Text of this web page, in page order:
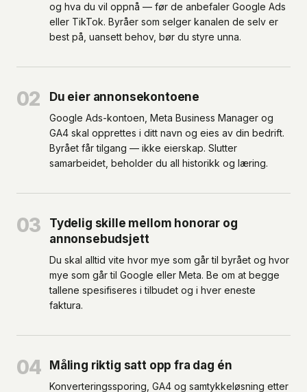
og hva du vil oppnå — før de anbefaler Google Ads
eller TikTok. Byråer som selger kanalen de selv er
best på, uansett behov, bør du styre unna.
02 Du eier annonsekontoene
Google Ads-kontoen, Meta Business Manager og
GA4 skal opprettes i ditt navn og eies av din bedrift.
Byrået får tilgang — ikke eierskap. Slutter
samarbeidet, beholder du all historikk og læring.
03
Tydelig skille mellom honorar og
annonsebudsjett
Du skal alltid vite hvor mye som går til byrået og hvor
mye som går til Google eller Meta. Be om at begge
tallene spesifiseres i tilbudet og i hver eneste
faktura.
04 Måling riktig satt opp fra dag én
Konverteringssporing, GA4 og samtykkeløsning etter